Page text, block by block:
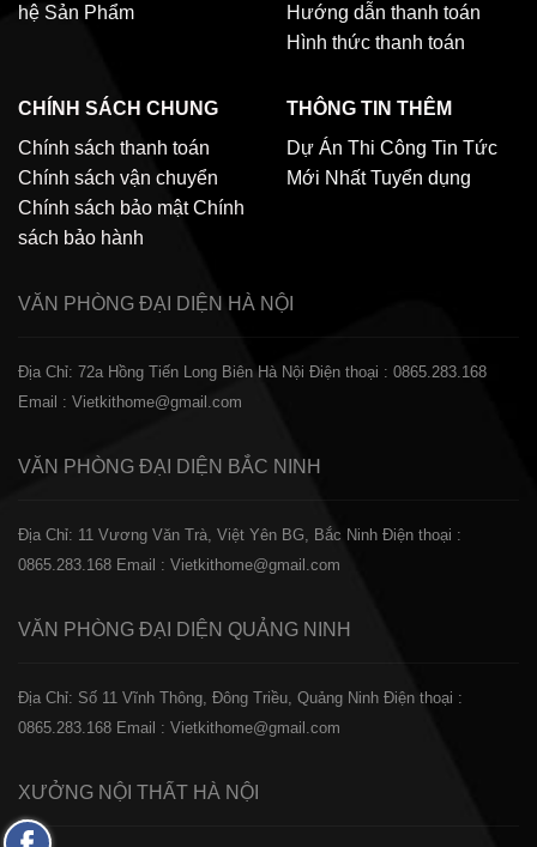
hệ Sản Phẩm
Hướng dẫn thanh toán
Hình thức thanh toán
CHÍNH SÁCH CHUNG
Chính sách thanh toán
Chính sách vận chuyển
Chính sách bảo mật Chính
sách bảo hành
THÔNG TIN THÊM
Dự Án Thi Công Tin Tức
Mới Nhất Tuyển dụng
VĂN PHÒNG ĐẠI DIỆN HÀ NỘI
Địa Chỉ: 72a Hồng Tiến Long Biên Hà Nội Điện thoại : 0865.283.168
Email : Vietkithome@gmail.com
VĂN PHÒNG ĐẠI DIỆN BẮC NINH
Địa Chỉ: 11 Vương Văn Trà, Việt Yên BG, Bắc Ninh Điện thoại :
0865.283.168 Email : Vietkithome@gmail.com
VĂN PHÒNG ĐẠI DIỆN QUẢNG NINH
Địa Chỉ: Số 11 Vĩnh Thông, Đông Triều, Quảng Ninh Điện thoại :
0865.283.168 Email : Vietkithome@gmail.com
XƯỞNG NỘI THẤT HÀ NỘI